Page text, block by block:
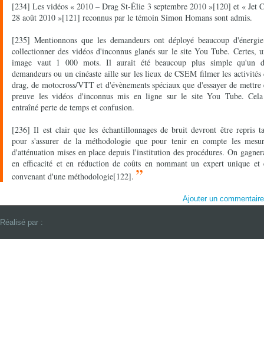
[234] Les vidéos « 2010 – Drag St-Élie 3 septembre 2010 »[120] et « Jet
28 août 2010 »[121] reconnus par le témoin Simon Homans sont admis.
[235] Mentionnons que les demandeurs ont déployé beaucoup
collectionner des vidéos d'inconnus glanés sur le site You Tube. Certes,
image vaut 1 000 mots. Il aurait été beaucoup plus simple qu'un
demandeurs ou un cinéaste aille sur les lieux de CSEM filmer les activités
drag, de motocross/VTT et d'évènements spéciaux que d'essayer de mettre
preuve les vidéos d'inconnus mis en ligne sur le site You Tube.
entraîné perte de temps et confusion.
[236] Il est clair que les échantillonnages de bruit devront être repris
pour s'assurer de la méthodologie que pour tenir en compte les
d'atténuation mises en place depuis l'institution des procédures. On
en efficacité et en réduction de coûts en nommant un expert unique et
convenant d'une méthodologie[122]. ”
Ajouter un
Réalisé par :